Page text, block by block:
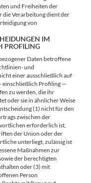
und Freiheiten der
die Verarbeitung dient der
von
IM
Daten betroffene
und
einer ausschließlich auf
einschließlich Profiling —
zu werden, die ihr
oder sie in ähnlicher Weise
(1) nicht für den
zwischen der
erforderlich ist,
der Union oder der
unterliegt, zulässig ist
Maßnahmen zur
der berechtigten
oder (3) mit
Person